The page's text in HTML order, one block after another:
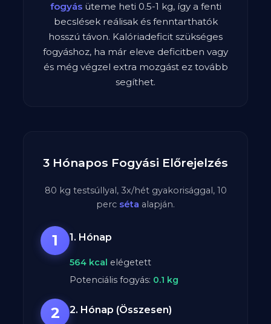
fogyásüteme heti 0.5-1 kg, így a fenti
becslések reálisak és fenntarthatók
hosszú távon. Kalóriadeficit szükséges
fogyáshoz, ha már eleve deficitben vagy
és még végzel extra mozgást ez tovább
segíthet.
3 Hónapos Fogyási Előrejelzés
80 kg testsúllyal, 3x/hét gyakorisággal, 10
perc séta alapján.
1 1. Hónap
564 kcal elégetett
Potenciális fogyás: 0.1 kg
2 2. Hónap (Összesen)